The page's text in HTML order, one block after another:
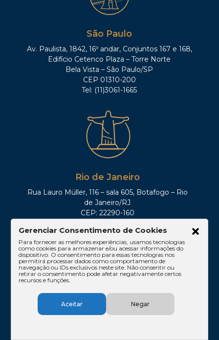
São Paulo
Av. Paulista, 1842, 16º andar, Conjuntos 167 e 168,
Edifício Cetenco Plaza – Torre Norte
Bela Vista – São Paulo/SP
CEP 01310-200
Tel: (11)3061-1665
Rio de Janeiro
Rua Lauro Müller, 116 – sala 605, Botafogo – Rio
de Janeiro/RJ
CEP: 22290-160
Brasília
Gerenciar Consentimento de Cookies
Para fornecer as melhores experiências, usamos tecnologias
como cookies para armazenar e/ou acessar informações do
dispositivo. O consentimento para essas tecnologias nos
permitirá processar dados como comportamento de
navegação ou IDs exclusivos neste site. Não consentir ou
retirar o consentimento pode afetar negativamente certos
recursos e funções.
Aceitar Negar